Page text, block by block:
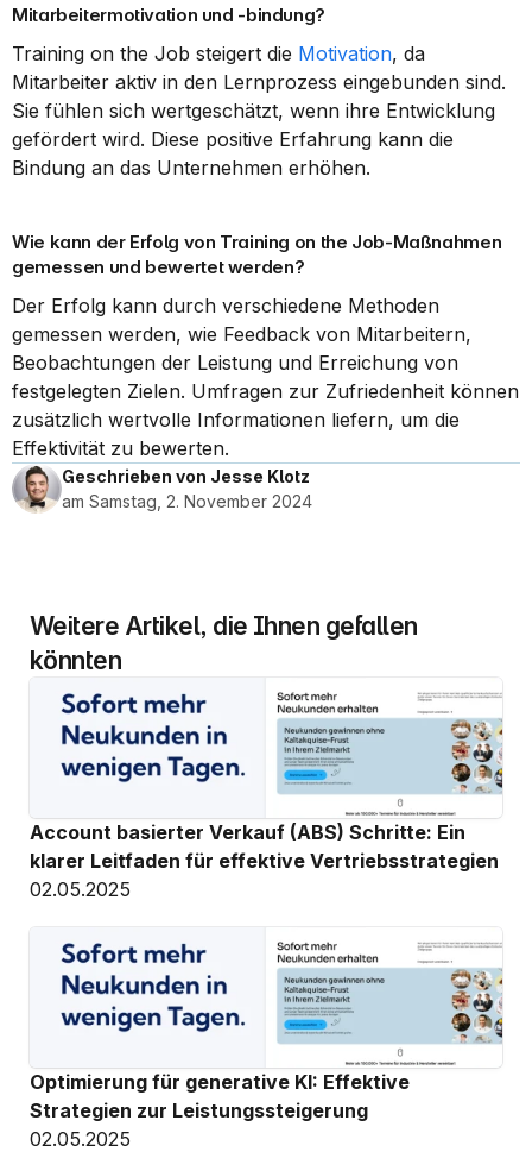
Mitarbeitermotivation und -bindung?
Training on the Job steigert die Motivation, da
Mitarbeiter aktiv in den Lernprozess eingebunden sind.
Sie fühlen sich wertgeschätzt, wenn ihre Entwicklung
gefördert wird. Diese positive Erfahrung kann die
Bindung an das Unternehmen erhöhen.
Wie kann der Erfolg von Training on the Job-Maßnahmen
gemessen und bewertet werden?
Der Erfolg kann durch verschiedene Methoden
gemessen werden, wie Feedback von Mitarbeitern,
Beobachtungen der Leistung und Erreichung von
festgelegten Zielen. Umfragen zur Zufriedenheit können
zusätzlich wertvolle Informationen liefern, um die
Effektivität zu bewerten.
Geschrieben von Jesse Klotz
am Samstag, 2. November 2024
Weitere Artikel, die Ihnen gefallen
könnten
Account basierter Verkauf (ABS) Schritte: Ein
klarer Leitfaden für effektive Vertriebsstrategien
02.05.2025
Optimierung für generative KI: Effektive
Strategien zur Leistungssteigerung
02.05.2025